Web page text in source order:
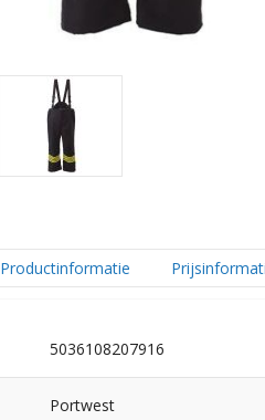
Productinformatie
5036108207916
Portwest